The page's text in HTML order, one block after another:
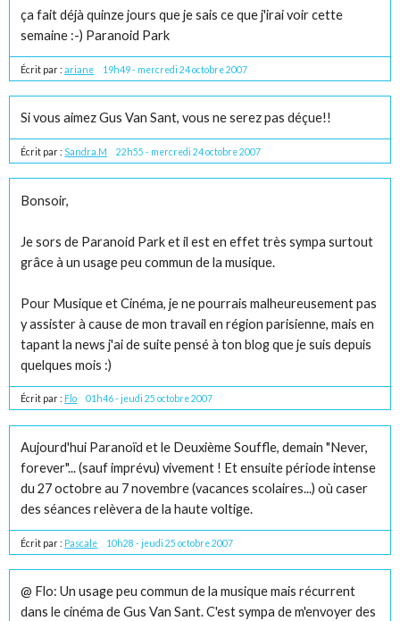
ça fait déjà quinze jours que je sais ce que j'irai voir cette
semaine :-) Paranoid Park
Écrit par :ariane 19h49- mercredi 24 octobre 2007
Si vous aimez Gus Van Sant, vous ne serez pas déçue!!
Écrit par : Sandra.M 22h55 - mercredi 24 octobre 2007
Bonsoir,
Je sors de Paranoid Park et il est en effet très sympa surtout
grâce à un usage peu commun de la musique.
Pour Musique et Cinéma, je ne pourrais malheureusement pas
y assister à cause de mon travail en région parisienne, mais en
tapant la news j'ai de suite pensé à ton blog que je suis depuis
quelques mois :)
Écrit par : Flo 01h46- jeudi 25 octobre 2007
Aujourd'hui Paranoïd et le Deuxième Souffle, demain "Never,
forever"... (sauf imprévu) vivement ! Et ensuite période intense
du 27 octobre au 7 novembre (vacances scolaires...) où caser
des séances relèvera de la haute voltige.
Écrit par : Pascale 10h28 -jeudi 25 octobre 2007
@ Flo: Un usage peu commun de la musique mais récurrent
dans le cinéma de Gus Van Sant. C'est sympa de m'envoyer des